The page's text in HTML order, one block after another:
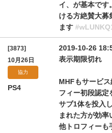
イ、が基本です
ける方絶賛大募
ます
[3873]
10月26日
協力
PS4
2019-10-26
表示期限切れ
MHFもサービ
フィー初段認定
サブ1体を投入
まれた方が効率
他トロフィーも